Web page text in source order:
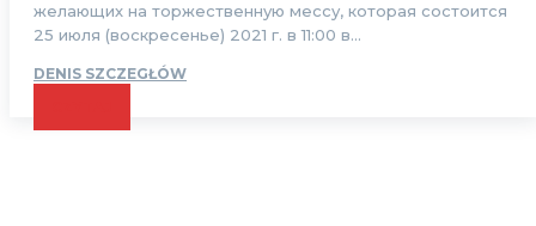
желающих на торжественную мессу, которая состоится
25 июля (воскресенье) 2021 г. в 11:00 в...
DENIS SZCZEGŁÓW